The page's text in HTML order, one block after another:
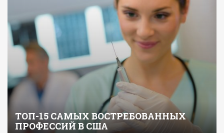
ТОП-15 САМЫХ ВОСТРЕБОВАННЫХ
ПРОФЕССИЙ В США